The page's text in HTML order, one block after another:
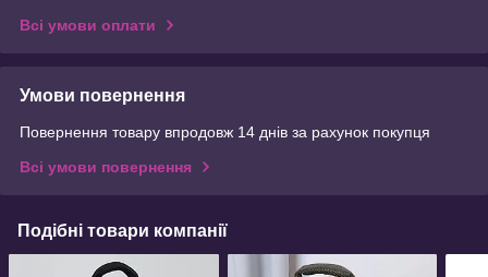
Всі умови оплати
Умови повернення
Повернення товару впродовж 14 днів за рахунок покупця
Всі умови повернення
Подібні товари компанії